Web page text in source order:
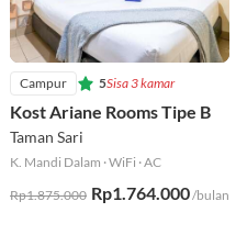
Campur 5Sisa 3 kamar
Kost Ariane Rooms Tipe B
Taman Sari
K. Mandi Dalam ·WiFi ·AC
Rp1.875.000 Rp1.764.000/bulan